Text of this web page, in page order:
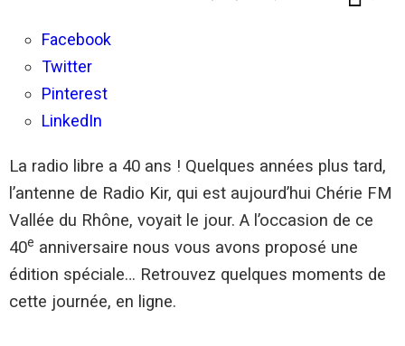
Facebook
Twitter
Pinterest
LinkedIn
La radio libre a 40 ans ! Quelques années plus tard,
l’antenne de Radio Kir, qui est aujourd’hui Chérie FM
Vallée du Rhône, voyait le jour. A l’occasion de ce
40e anniversaire nous vous avons proposé une
édition spéciale… Retrouvez quelques moments de
cette journée, en ligne.